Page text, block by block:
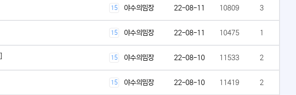
15 야수의밈장 22-08-11 10809 3
15 야수의밈장 22-08-11 10475 1
15 야수의밈장 22-08-10 11533 2
15 야수의밈장 22-08-10 11419 2